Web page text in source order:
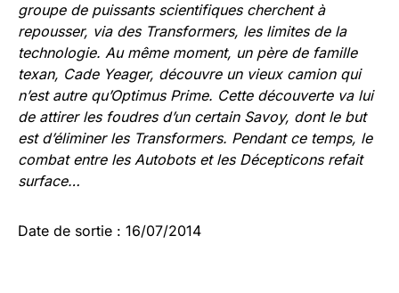
groupe de puissants scientifiques cherchent à
repousser, via des Transformers, les limites de la
technologie. Au même moment, un père de famille
texan, Cade Yeager, découvre un vieux camion qui
n’est autre qu’Optimus Prime. Cette découverte va lui
de attirer les foudres d’un certain Savoy, dont le but
est d’éliminer les Transformers. Pendant ce temps, le
combat entre les Autobots et les Décepticons refait
surface…
Date de sortie : 16/07/2014